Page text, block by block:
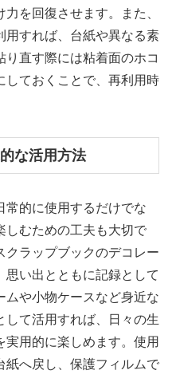
を回復させます。また、
用すれば、台紙や異なる素
直す際には粘着面のホコ
しておくことで、再利用時
な活用方法
常的に使用するだけでな
しむための工夫も大切で
クラップブックのデコレー
思い出とともに記録として
ムや小物ケースなど身近な
して活用すれば、日々の生
用的に楽しめます。使用
紙へ戻し、保護フィルムで